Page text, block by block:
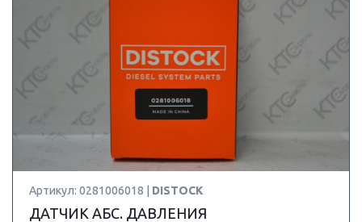
Артикул: 0281006018 | DISTOCK
ДАТЧИК АБС. ДАВЛЕНИЯ